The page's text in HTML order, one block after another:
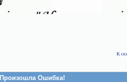
К
Произошла Ошибка!